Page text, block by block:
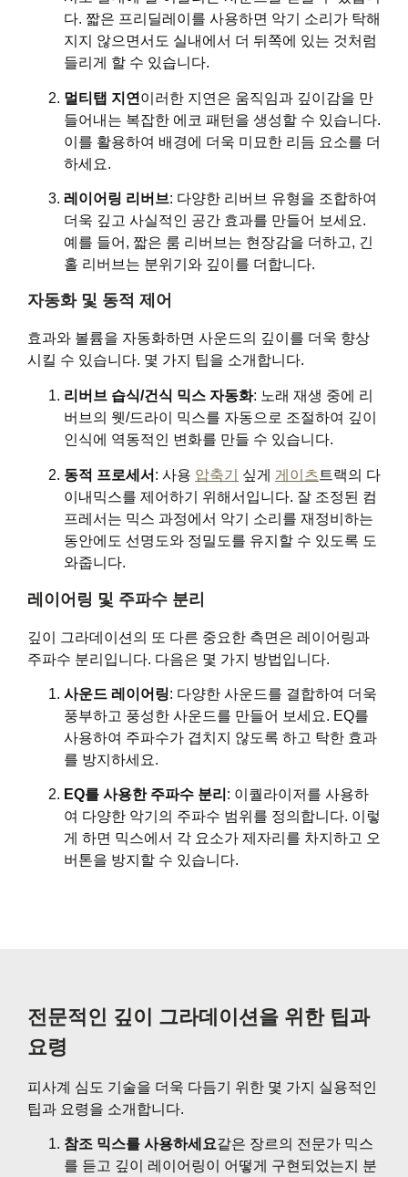
다. 짧은 프리딜레이를 사용하면 악기 소리가 탁해
지지 않으면서도 실내에서 더 뒤쪽에 있는 것처럼
들리게 할 수 있습니다.
멀티탭 지연 이러한 지연은 움직임과 깊이감을 만
들어내는 복잡한 에코 패턴을 생성할 수 있습니다.
이를 활용하여 배경에 더욱 미묘한 리듬 요소를 더
하세요.
레이어링 리버브: 다양한 리버브 유형을 조합하여
더욱 깊고 사실적인 공간 효과를 만들어 보세요.
예를 들어, 짧은 룸 리버브는 현장감을 더하고, 긴
홀 리버브는 분위기와 깊이를 더합니다.
자동화 및 동적 제어
효과와 볼륨을 자동화하면 사운드의 깊이를 더욱 향상
시킬 수 있습니다. 몇 가지 팁을 소개합니다.
리버브 습식/건식 믹스 자동화: 노래 재생 중에 리
버브의 웻/드라이 믹스를 자동으로 조절하여 깊이
인식에 역동적인 변화를 만들 수 있습니다.
동적 프로세서 : 사용 압축기 싶게 게이츠 트랙의 다
이내믹스를 제어하기 위해서입니다. 잘 조정된 컴
프레서는 믹스 과정에서 악기 소리를 재정비하는
동안에도 선명도와 정밀도를 유지할 수 있도록 도
와줍니다.
레이어링 및 주파수 분리
깊이 그라데이션의 또 다른 중요한 측면은 레이어링과
주파수 분리입니다. 다음은 몇 가지 방법입니다.
사운드 레이어링: 다양한 사운드를 결합하여 더욱
풍부하고 풍성한 사운드를 만들어 보세요. EQ를
사용하여 주파수가 겹치지 않도록 하고 탁한 효과
를 방지하세요.
EQ를 사용한 주파수 분리 : 이퀄라이저를 사용하
여 다양한 악기의 주파수 범위를 정의합니다. 이렇
게 하면 믹스에서 각 요소가 제자리를 차지하고 오
버톤을 방지할 수 있습니다.
전문적인 깊이 그라데이션을 위한 팁과
요령
피사계 심도 기술을 더욱 다듬기 위한 몇 가지 실용적인
팁과 요령을 소개합니다.
참조 믹스를 사용하세요같은 장르의 전문가 믹스
를 듣고 깊이 레이어링이 어떻게 구현되었는지 분